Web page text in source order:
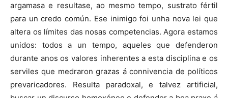
argamasa e resultase, ao mesmo tempo, sustrato fértil
para un credo común. Ese inimigo foi unha nova lei que
altera os límites das nosas competencias. Agora estamos
unidos: todos a un tempo, aqueles que defenderon
durante anos os valores inherentes a esta disciplina e os
serviles que medraron grazas á connivencia de políticos
prevaricadores. Resulta paradoxal, e talvez artificial,